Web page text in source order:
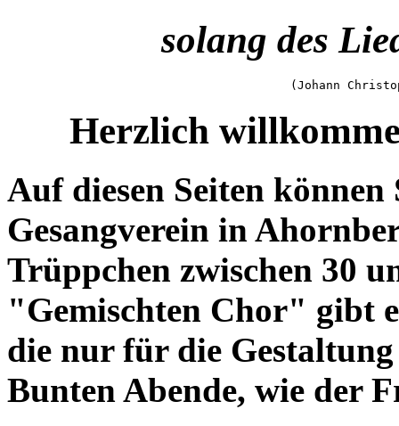
solang des
(Johann
Herzlich
Auf diesen Seiten
Gesangverein in
Trüppchen zwischen 30
"Gemischten Chor" gibt
die nur für die
Bunten Abende, wie der